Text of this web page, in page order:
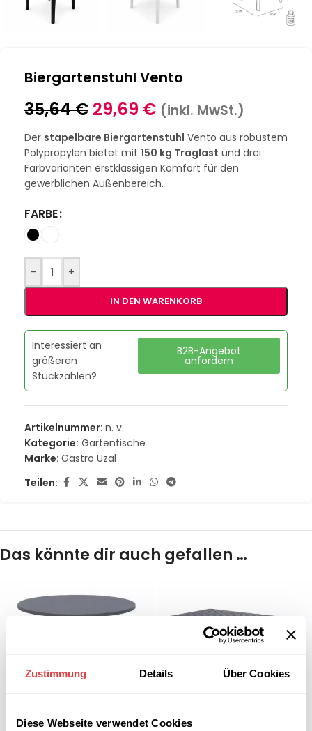
Zustimmung Details Über Cookies
Diese Webseite verwendet Cookies
Biergartenstuhl Vento
35,64€ 29,69 € (inkl. MwSt.)
Der stapelbare Biergartenstuhl Vento aus robustem
Polypropylen bietet mit 150 kg Traglast und drei
Farbvarianten erstklassigen Komfort für den
gewerblichen Außenbereich.
FARBE
- +
IN DEN WARENKORB
Interessiert an
größeren
Stückzahlen?
B2B-Angebot
anfordern
Artikelnummer: n. v.
Kategorie: Gartentische
Marke: Gastro Uzal
Teilen:
Das könnte dir auch gefallen …